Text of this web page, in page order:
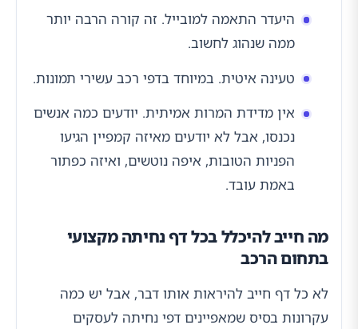
היעדר התאמה למובייל. זה קורה הרבה יותר
ממה שנהוג לחשוב.
טעינה איטית. במיוחד בדפי רכב עשירי תמונות.
אין מדידת המרות אמיתית. יודעים כמה אנשים
נכנסו, אבל לא יודעים מאיזה קמפיין הגיעו
הפניות הטובות, איפה נוטשים, ואיזה כפתור
באמת עובד.
מה חייב להיכלל בכל דף נחיתה מקצועי
בתחום הרכב
לא כל דף חייב להיראות אותו דבר, אבל יש כמה
עקרונות בסיס שמאפיינים דפי נחיתה לעסקים